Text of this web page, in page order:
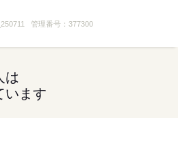
管理番号：377300
は
います